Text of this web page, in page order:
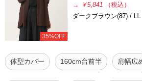
35%OFF
→
￥5,841
（税込）
ダークブラウン(87) / LL
体型カバー 160cm台前半 肩幅広